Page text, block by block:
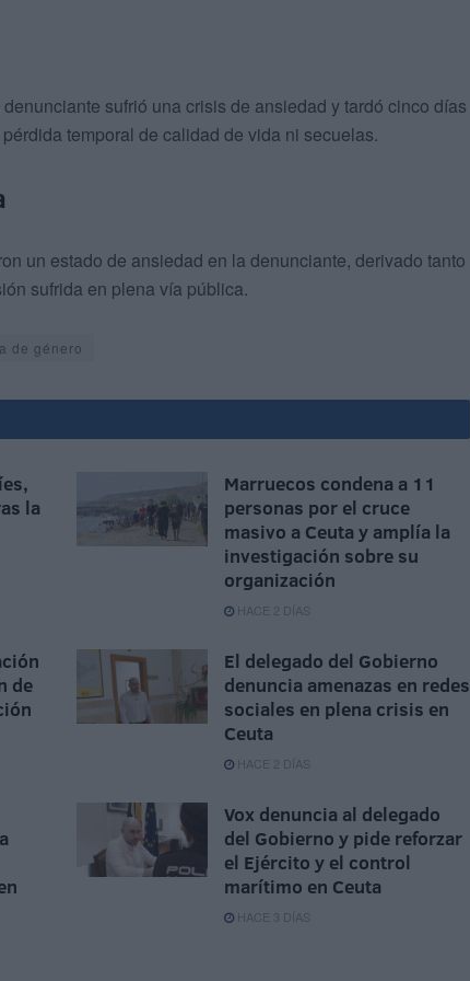
sufrió una crisis de ansiedad y tardó cinco días
temporal de calidad de vida ni secuelas.
un estado de ansiedad en la denunciante, derivado tanto
sufrida en plena vía pública.
de género
la
Marruecos condena a 11
personas por el cruce
masivo a Ceuta y amplía la
investigación sobre su
organización
HACE 2 DÍAS
de
El delegado del Gobierno
denuncia amenazas en redes
sociales en plena crisis en
Ceuta
HACE 2 DÍAS
Vox denuncia al delegado
del Gobierno y pide reforzar
el Ejército y el control
marítimo en Ceuta
HACE 3 DÍAS